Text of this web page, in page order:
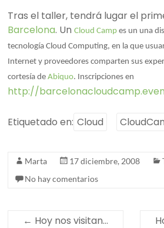
Tras el taller, tendrá lugar el
Barcelona. UnCloud Camp es un una
tecnología Cloud Computing, en la que
Internet y proveedores comparten sus
cortesía deAbiquo. Inscripciones en
http://
Etiquetado en: Cloud
Marta 17 diciembre, 2008
No hay comentarios
← Hoy nos visitan…